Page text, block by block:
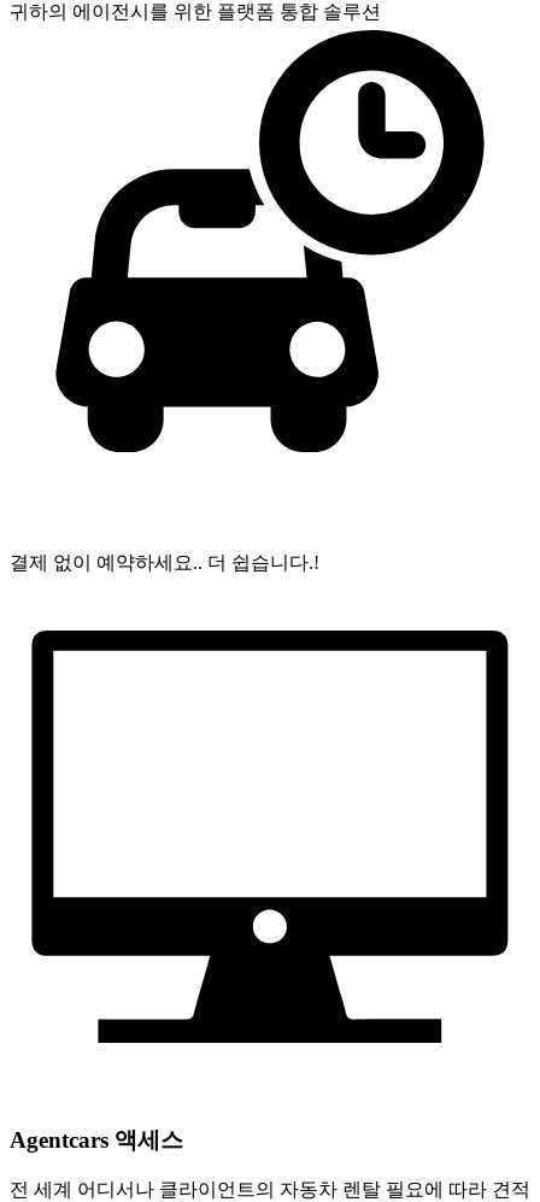
귀하의 에이전시를 위한 플랫폼 통합 솔루션
결제 없이 예약하세요.. 더 쉽습니다.!
Agentcars 액세스
전 세계 어디서나 클라이언트의 자동차 렌탈 필요에 따라 견적